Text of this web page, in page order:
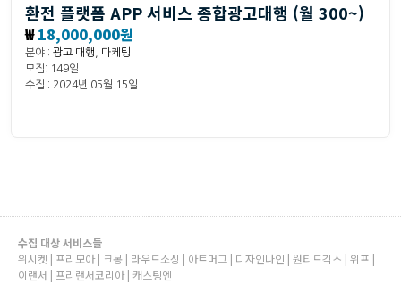
환전 플랫폼 APP 서비스 종합광고대행 (월 300~)
₩18,000,000원
분야 : 광고 대행
마케팅
모집: 149일
수집 : 2024년 05월 15일
수집 대상 서비스들
위시켓 | 프리모아 | 크몽 | 라우드소싱 | 아트머그 | 디자인나인 | 원티드긱스 | 위프 |
이랜서 | 프리랜서코리아 | 캐스팅엔